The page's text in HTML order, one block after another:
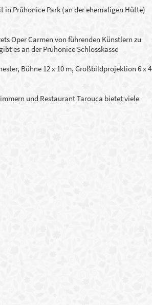
in Průhonice Park (an der ehemaligen Hütte)
Oper Carmen von führenden Künstlern zu
esan der Pruhonice Schlosskasse
, Bühne 12x 10 m, Großbildprojektion 6 x 4
und RestaurantTarouca bietet viele